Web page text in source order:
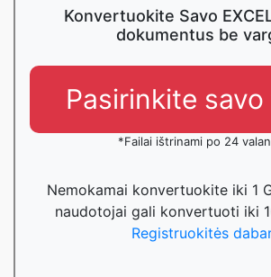
Konvertuokite Savo
dokumentus be
Pasirinkite savo
*Failai ištrinami po 24
Nemokamai konvertuokite iki 1
naudotojai gali konvertuoti iki
Registruokitės